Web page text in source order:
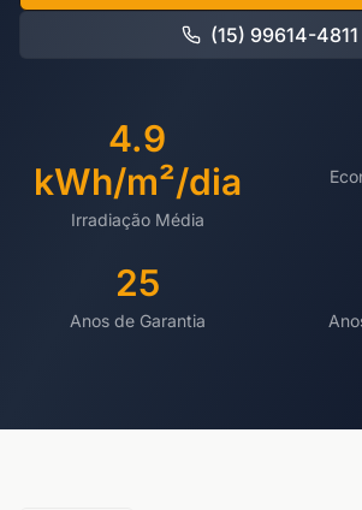
(15) 99614-4811
4.9
kWh/m²/dia
Irradiação Média
25
Anos de Garantia